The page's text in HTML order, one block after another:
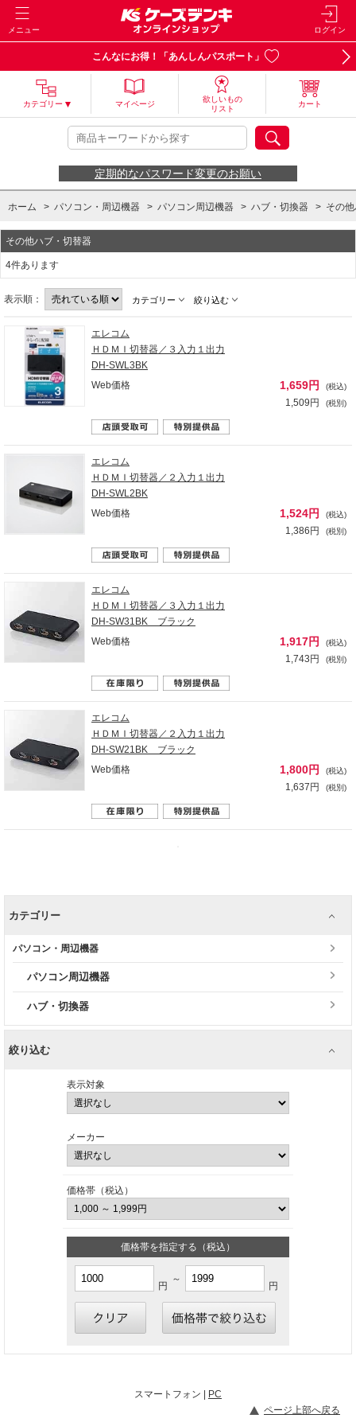
メニュー ログイン
こんなにお得！「あんしんパスポート」
カテゴリー マイページ
欲しいもの
リスト
カート
定期的なパスワード変更のお願い
ホーム > パソコン・周辺機器 > パソコン周辺機器 > ハブ・切換器 > その
その他ハブ・切替器
4件あります
表示順： カテゴリー 絞り込む
エレコム
ＨＤＭＩ切替器／３入力１出力
DH-SWL3BK
Web価格
1,659円 (税込)
1,509円 (税別)
エレコム
ＨＤＭＩ切替器／２入力１出力
DH-SWL2BK
Web価格
1,524円 (税込)
1,386円 (税別)
エレコム
ＨＤＭＩ切替器／３入力１出力
DH-SW31BK ブラック
Web価格
1,917円 (税込)
1,743円 (税別)
エレコム
ＨＤＭＩ切替器／２入力１出力
DH-SW21BK ブラック
Web価格
1,800円 (税込)
1,637円 (税別)
カテゴリー
パソコン・周辺機器
パソコン周辺機器
ハブ・切換器
絞り込む
表示対象
メーカー
価格帯（税込）
価格帯を指定する（税込）
円
～
円
スマートフォン |
PC
ページ上部へ戻る